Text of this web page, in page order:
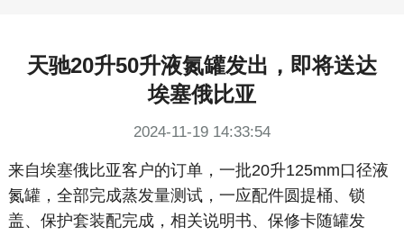
天驰20升50升液氮罐发出，即将送达
埃塞俄比亚
2024-11-19 14:33:54
来自埃塞俄比亚客户的订单，一批20升125mm口径液
氮罐，全部完成蒸发量测试，一应配件圆提桶、锁
盖、保护套装配完成，相关说明书、保修卡随罐发